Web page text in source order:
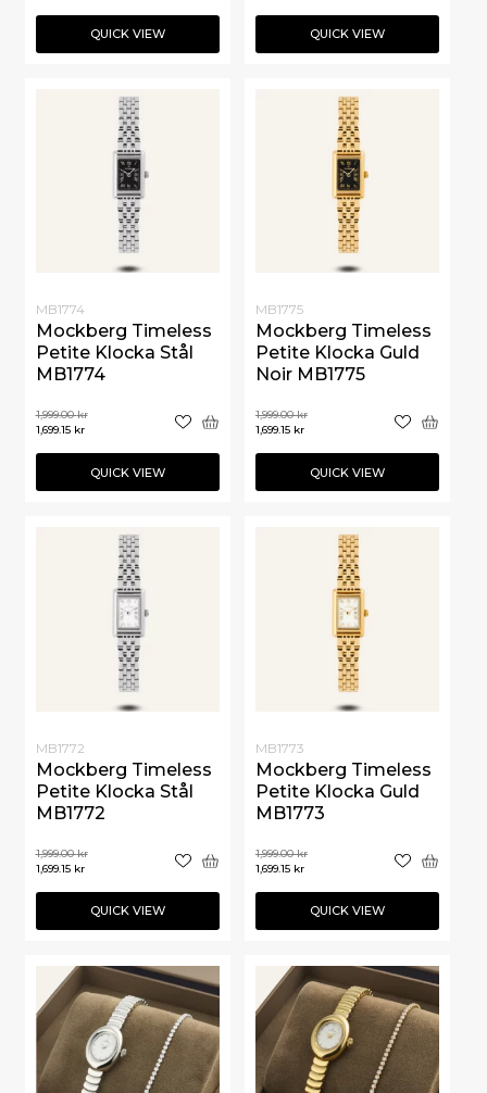
QUICK VIEW QUICK VIEW
MB1774
Mockberg Timeless
Petite Klocka Stål
MB1774
1,999.00kr
1,699.15 kr
QUICK VIEW
MB1775
Mockberg Timeless
Petite Klocka Guld
Noir MB1775
1,999.00kr
1,699.15 kr
QUICK VIEW
MB1772
Mockberg Timeless
Petite Klocka Stål
MB1772
1,999.00kr
1,699.15 kr
QUICK VIEW
MB1773
Mockberg Timeless
Petite Klocka Guld
MB1773
1,999.00kr
1,699.15 kr
QUICK VIEW